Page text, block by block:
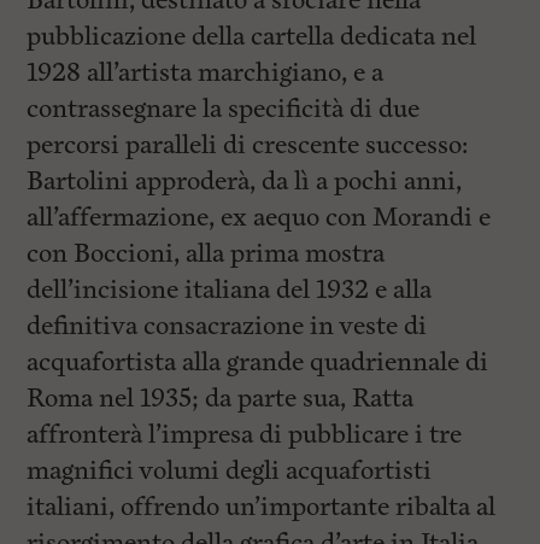
pubblicazione della cartella dedicata nel
1928 all’artista marchigiano, e a
contrassegnare la specificità di due
percorsi paralleli di crescente successo:
Bartolini approderà, da lì a pochi anni,
all’affermazione, ex aequo con Morandi e
con Boccioni, alla prima mostra
dell’incisione italiana del 1932 e alla
definitiva consacrazione in veste di
acquafortista alla grande quadriennale di
Roma nel 1935; da parte sua, Ratta
affronterà l’impresa di pubblicare i tre
magnifici volumi degli acquafortisti
italiani, offrendo un’importante ribalta al